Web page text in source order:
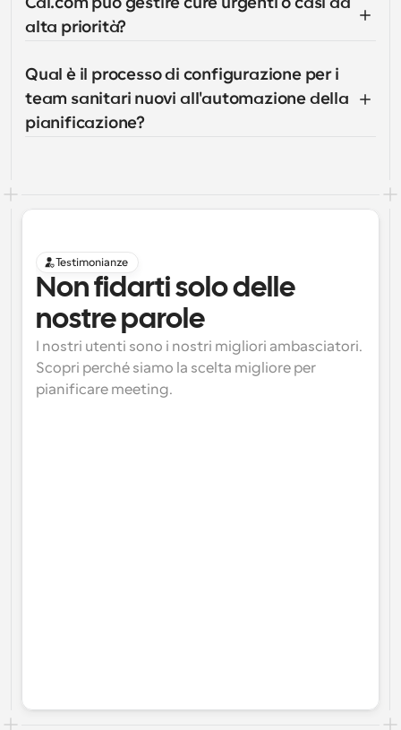
alta priorità?
Qual è il processo di configurazione per i
team sanitari nuovi all'automazione della
pianificazione?
Testimonianze
Non fidarti solo delle
nostre parole
I nostri utenti sono i nostri migliori ambasciatori.
Scopri perché siamo la scelta migliore per
pianificare meeting.